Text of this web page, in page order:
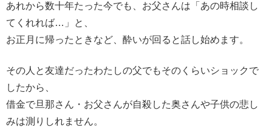
あれから数十年たった今でも、お父さんは「あの時相談し
てくれれば…」と、
お正月に帰ったときなど、酔いが回ると話し始めます。
その人と友達だったわたしの父でもそのくらいショックで
したから、
借金で旦那さん・お父さんが自殺した奥さんや子供の悲し
みは測りしれません。